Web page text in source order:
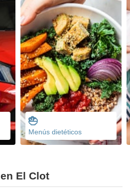
Menús dietéticos
El Clot